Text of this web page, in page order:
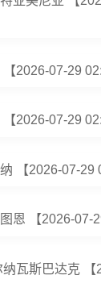
2026-07-29
2026-07-29
【2026-07-29
恩 【2026-07-
瓦斯巴达克 【